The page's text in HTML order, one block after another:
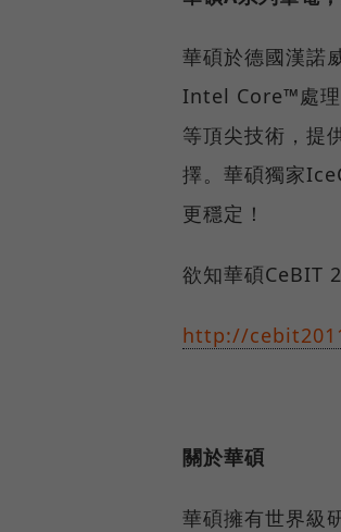
華碩於德國漢諾
Intel Core™處
等頂尖技術，提
擇。華碩獨家
更穩定！
欲知華碩CeBIT
http://
關於華碩
華碩擁有世界級